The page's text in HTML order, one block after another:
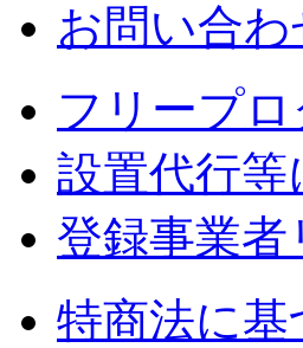
お問い合
フリープ
設置代行
登録事業者
特商法に基